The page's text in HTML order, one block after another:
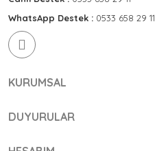
WhatsApp Destek : 0533 658 29 11
KURUMSAL
DUYURULAR